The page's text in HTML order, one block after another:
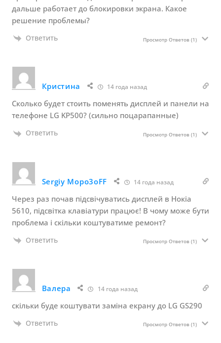
дальше работает до блокировки экрана. Какое
решение проблемы?
Ответить Просмотр Ответов(1)
Кристина 14 года назад
Сколько будет стоить поменять дисплей и панели на
телефоне LG KP500? (сильно поцарапанные)
Ответить Просмотр Ответов(1)
Sergiy Mopo3oFF 14 года назад
Через раз почав підсвічуватись дисплей в Нокіа
5610, підсвітка клавіатури працює! В чому може бути
проблема і скільки коштуватиме ремонт?
Ответить Просмотр Ответов(1)
Валера 14 года назад
скільки буде коштувати заміна екрану до LG GS290
Ответить Просмотр Ответов(1)